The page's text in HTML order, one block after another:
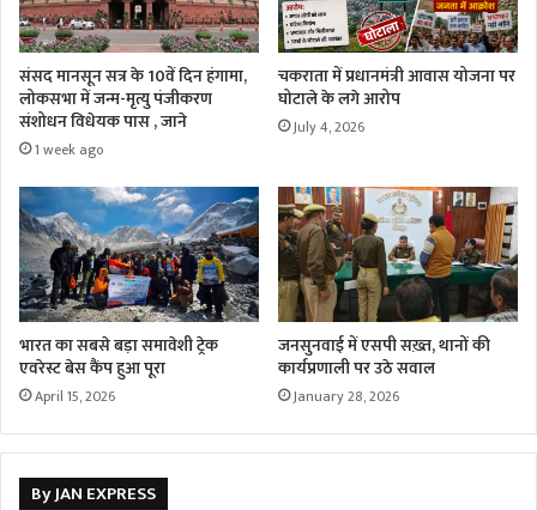
संसद मानसून सत्र के 10वें दिन हंगामा,
लोकसभा में जन्म-मृत्यु पंजीकरण
संशोधन विधेयक पास , जाने
1 week ago
चकराता में प्रधानमंत्री आवास योजना पर
घोटाले के लगे आरोप
July 4, 2026
भारत का सबसे बड़ा समावेशी ट्रेक
एवरेस्ट बेस कैंप हुआ पूरा
April 15, 2026
जनसुनवाई में एसपी सख़्त, थानों की
कार्यप्रणाली पर उठे सवाल
January 28, 2026
By JAN EXPRESS